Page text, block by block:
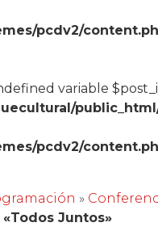
pcdv2/
variable
pcdv2/
»
Juntos»